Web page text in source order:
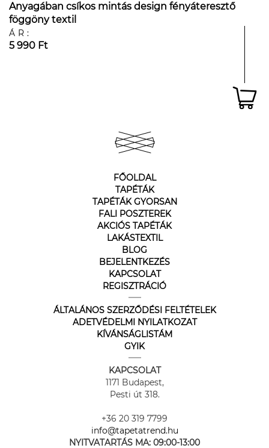
Anyagában csíkos mintás design fényáteresztő
föggöny textil
ÁR:
5 990 Ft
FŐOLDAL
TAPÉTÁK
TAPÉTÁK GYORSAN
FALI POSZTEREK
AKCIÓS TAPÉTÁK
LAKÁSTEXTIL
BLOG
BEJELENTKEZÉS
KAPCSOLAT
REGISZTRÁCIÓ
ÁLTALÁNOS SZERZŐDÉSI FELTÉTELEK
ADETVÉDELMI NYILATKOZAT
KÍVÁNSÁGLISTÁM
GYIK
KAPCSOLAT
1171 Budapest,
Pesti út 318.
+36 20 319 7799
info@tapetatrend.hu
NYITVATARTÁS MA: 09:00-13:00